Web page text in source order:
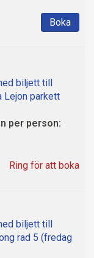
Boka
biljett till
Lejon parkett
per person:
Ring för att boka
biljett till
rad 5 (fredag